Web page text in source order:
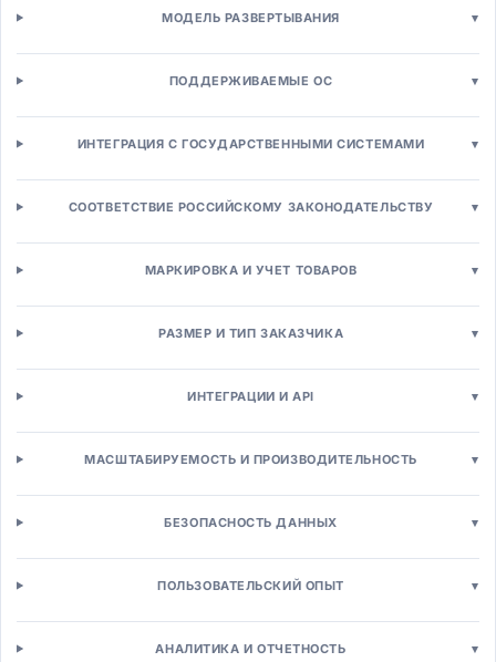
Консолидация МСФО
Электронные закупки (E-procurement)
Электронные аукционы (E-sourcing)
Производство и логистика
MES-системы
Расширенное планирование (APS)
Управление запасами
Управление активами (EAM)
Техническое обслуживание
Сервисное обслуживание (FSM)
Бизнес-процессы (BPM)
Workflow-системы
Low-code платформы
Продажи и маркетинг
МОДЕЛЬ РАЗВЕРТЫВАНИЯ ▾
ПОДДЕРЖИВАЕМЫЕ ОС ▾
ИНТЕГРАЦИЯ С ГОСУДАРСТВЕННЫМИ СИСТЕМАМИ ▾
СООТВЕТСТВИЕ РОССИЙСКОМУ ЗАКОНОДАТЕЛЬСТВУ ▾
МАРКИРОВКА И УЧЕТ ТОВАРОВ ▾
РАЗМЕР И ТИП ЗАКАЗЧИКА ▾
ИНТЕГРАЦИИ И API ▾
МАСШТАБИРУЕМОСТЬ И ПРОИЗВОДИТЕЛЬНОСТЬ ▾
БЕЗОПАСНОСТЬ ДАННЫХ ▾
ПОЛЬЗОВАТЕЛЬСКИЙ ОПЫТ ▾
АНАЛИТИКА И ОТЧЕТНОСТЬ ▾